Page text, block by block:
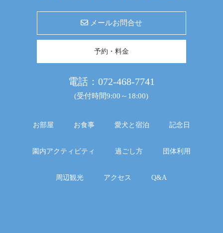
メールお問合せ
予約・料金
電話： 072-468-7741
(受付時間9:00～18:00)
お部屋 お食事 愛犬と宿泊 記念日
園内アクティビティ 過ごし方 団体利用
周辺観光 アクセス Q&A